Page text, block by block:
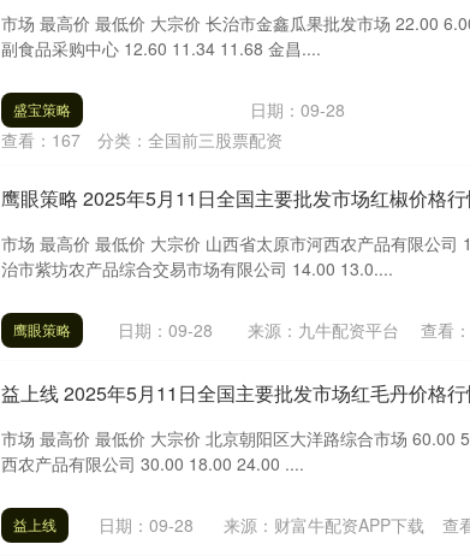
市场 最高价 最低价 大宗价 长治市金鑫瓜果批发市场 22.00
副食品采购中心 12.60 11.34 11.68 金昌....
盛宝策略 日期：09-28
查看： 167 分类： 全国前三股票配资
鹰眼策略 2025年5月11日全国主要批发市场红椒价格
市场 最高价 最低价 大宗价 山西省太原市河西农产品有限公司
治市紫坊农产品综合交易市场有限公司 14.00 13.0....
鹰眼策略 日期：09-28 来源：九牛配资平台 查看
益上线 2025年5月11日全国主要批发市场红毛丹价格
市场 最高价 最低价 大宗价 北京朝阳区大洋路综合市场 60.00
西农产品有限公司 30.00 18.00 24.00 ....
益上线 日期：09-28 来源：财富牛配资APP下载 查